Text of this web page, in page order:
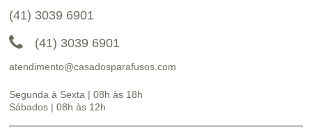
(41) 3039 6901
(41) 3039 6901
atendimento@casadosparafusos.com
Segunda à Sexta | 08h às 18h
Sábados | 08h às 12h